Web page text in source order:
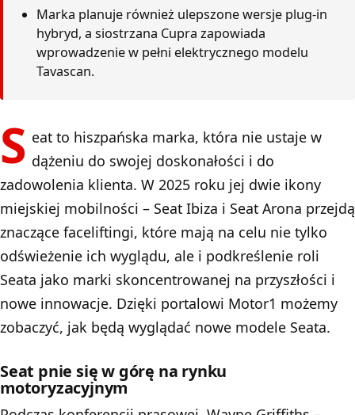
Marka planuje również ulepszone wersje plug-in
hybryd, a siostrzana Cupra zapowiada
wprowadzenie w pełni elektrycznego modelu
Tavascan.
S eat to hiszpańska marka, która nie ustaje w
dążeniu do swojej doskonałości i do
zadowolenia klienta. W 2025 roku jej dwie ikony
miejskiej mobilności – Seat Ibiza i Seat Arona przejdą
znaczące faceliftingi, które mają na celu nie tylko
odświeżenie ich wyglądu, ale i podkreślenie roli
Seata jako marki skoncentrowanej na przyszłości i
nowe innowacje. Dzięki portalowi Motor1 możemy
zobaczyć, jak będą wyglądać nowe modele Seata.
Seat pnie się w górę na rynku
motoryzacyjnym